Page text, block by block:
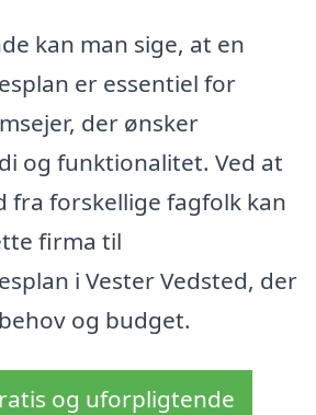
kan man sige, at en
er essentiel for
der ønsker
og funktionalitet. Ved at
fra forskellige fagfolk kan
firma til
i Vester Vedsted, der
og budget.
og uforpligtende